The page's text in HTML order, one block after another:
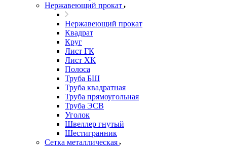
Нержавеющий прокат
Нержавеющий прокат
Квадрат
Круг
Лист ГК
Лист ХК
Полоса
Труба БШ
Труба квадратная
Труба прямоугольная
Труба ЭСВ
Уголок
Швеллер гнутый
Шестигранник
Сетка металлическая